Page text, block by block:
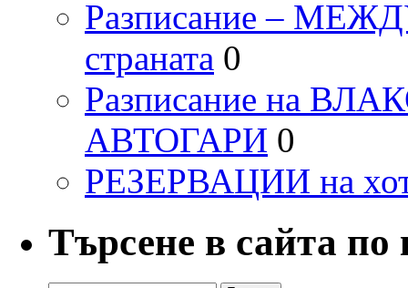
Разписание –
страната 0
Разписание на
АВТОГАРИ 0
РЕЗЕРВАЦИИ на
Търсене в сайта